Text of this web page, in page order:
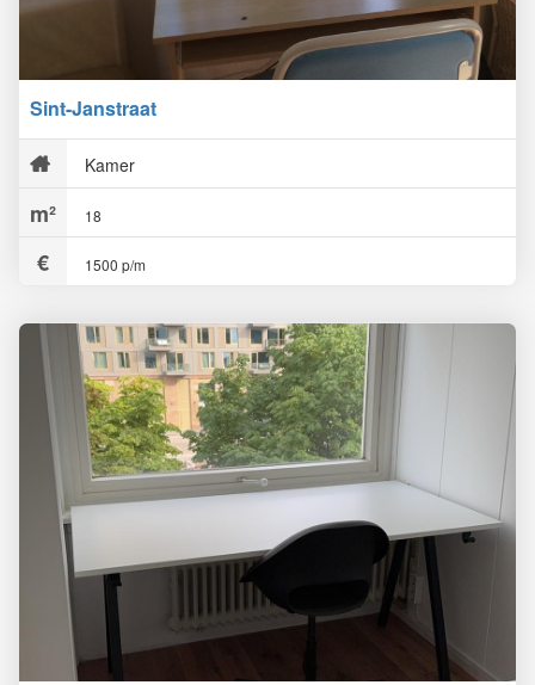
Sint-Janstraat
Kamer
18
1500 p/m